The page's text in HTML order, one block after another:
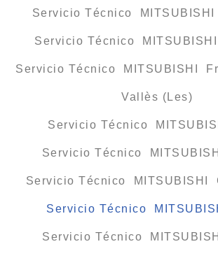
Servicio Técnico
Servicio Técnico
Servicio Técnico MITSUBISHI
Vallès (Les)
Servicio Técnico
Servicio Técnico
Servicio Técnico MITSUBISHI
Servicio Técnico
Servicio Técnico